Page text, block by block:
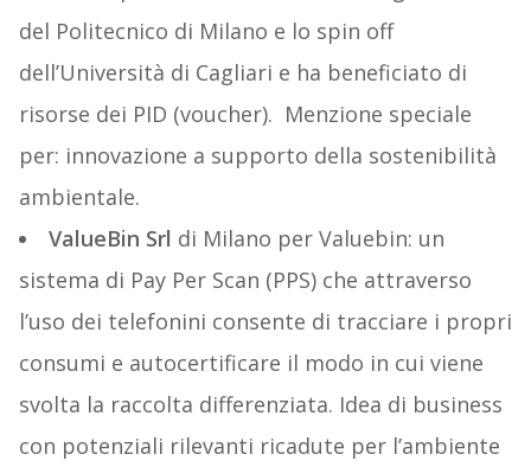
del Politecnico di Milano e lo spin off
dell’Università di Cagliari e ha beneficiato di
risorse dei PID (voucher). Menzione speciale
per: innovazione a supporto della sostenibilità
ambientale.
ValueBin Srl di Milano per Valuebin: un
sistema di Pay Per Scan (PPS) che attraverso
l’uso dei telefonini consente di tracciare i propri
consumi e autocertificare il modo in cui viene
svolta la raccolta differenziata. Idea di business
con potenziali rilevanti ricadute per l’ambiente